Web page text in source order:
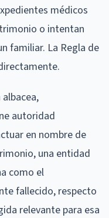
médicos
o intentan
familiar. La Regla de
albacea,
autoridad
en nombre de
una entidad
como el
fallecido, respecto
relevante para esa